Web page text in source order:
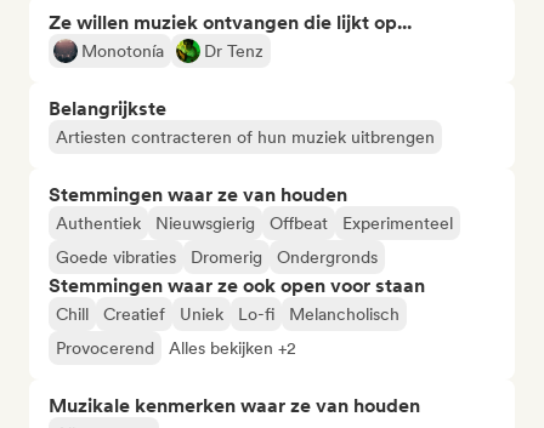
Ze willen muziek ontvangen die lijkt op...
Monotonía Dr Tenz
Belangrijkste
Artiesten contracteren of hun muziek uitbrengen
Stemmingen waar ze van houden
Authentiek Nieuwsgierig Offbeat
Experimenteel
Goede vibraties
Dromerig Ondergronds
Stemmingen waar ze ook open voor staan
Chill Creatief Uniek Lo-fi
Melancholisch
Provocerend
Alles bekijken +2
Muzikale kenmerken waar ze van houden